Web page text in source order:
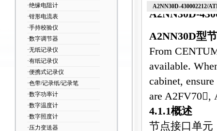
·绝缘电阻计
·钳形电流表
·手持校验仪
·数字调节器
·无纸记录仪
·有纸记录仪
·便携式记录仪
·色带/记录纸/记录笔
·数字功率计
·数字温度计
·数字照度计
·压力变送器
A2NN30D-430002212/
A2NN30D-
A2NN30D型
From
available.
cabinet,
are A2FV70,
4.1.1概述
节点接口单元